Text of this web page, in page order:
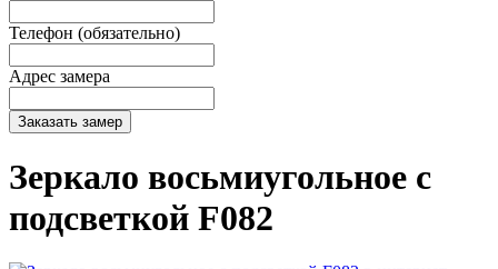
Телефон (обязательно)
Адрес замера
Заказать замер
Зеркало восьмиугольное с
подсветкой F082